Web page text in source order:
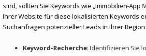
sind, sollten Sie Keywords wie „Immobilien-App
Ihrer Website für diese lokalisierten Keywords
Suchanfragen potenzieller Leads in Ihrer
Keyword-Recherche: Identifizieren Sie